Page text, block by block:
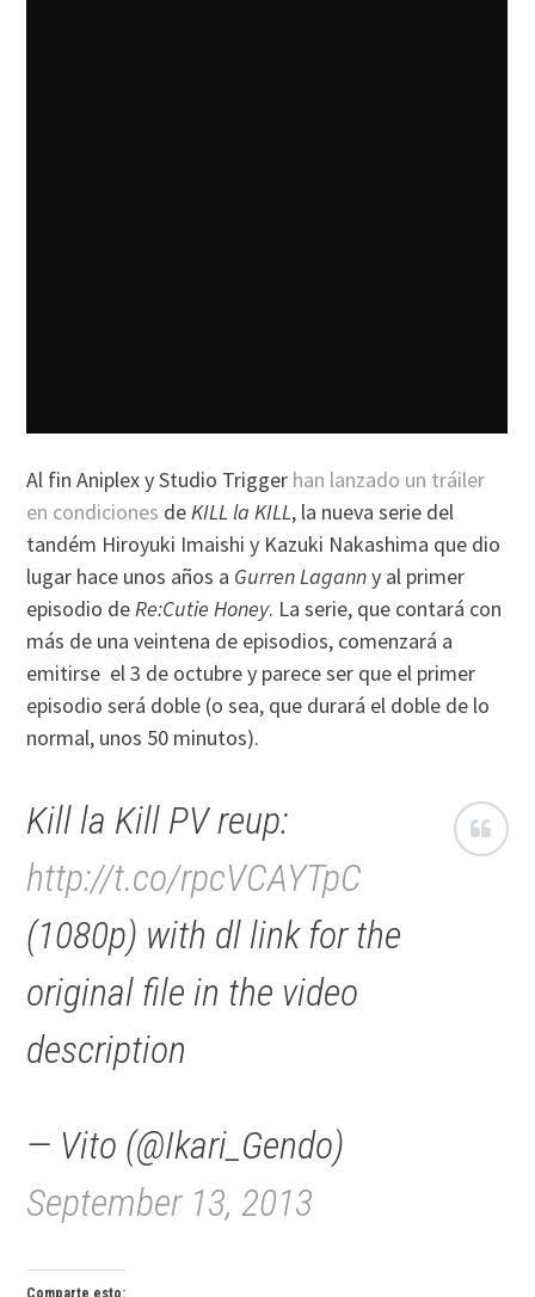
Al fin Aniplex y Studio Trigger han lanzado un tráiler
en condiciones deKILL la KILL, la nueva serie del
tandém Hiroyuki Imaishi y Kazuki Nakashima que dio
lugar hace unos años a Gurren Laganny al primer
episodio deRe:Cutie Honey. La serie, que contará con
más de una veintena de episodios, comenzará a
emitirse el 3 de octubre y parece ser que el primer
episodio será doble (o sea, que durará el doble de lo
normal, unos 50 minutos).
Kill la Kill PV reup:
http://t.co/rpcVCAYTpC
(1080p) with dl link for the
original file in the video
description
— Vito (@Ikari_Gendo)
September 13, 2013